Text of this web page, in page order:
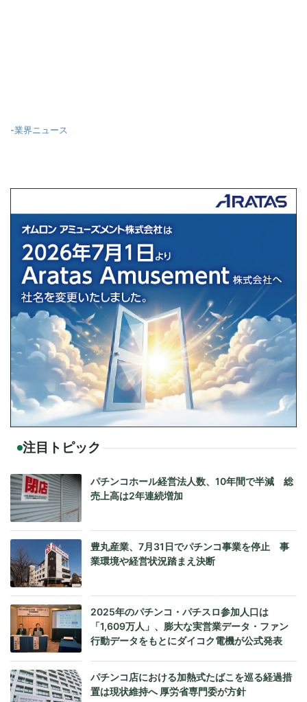
-業界ニュース
注目トピック
パチンコホール経営法人数、10年間で半減 総
売上高は2年連続増加
豊丸産業、7月31日でパチンコ事業を停止 事
業環境や経営状況踏まえ決断
2025年のパチンコ・パチスロ参加人口は
「1,609万人」、膨大な実営業データ・ファン
行動データをもとにダイコク電機が公式発表
パチンコ店における加熱式たばこを巡る経過措
置は現状維持へ 厚労省専門委が方針